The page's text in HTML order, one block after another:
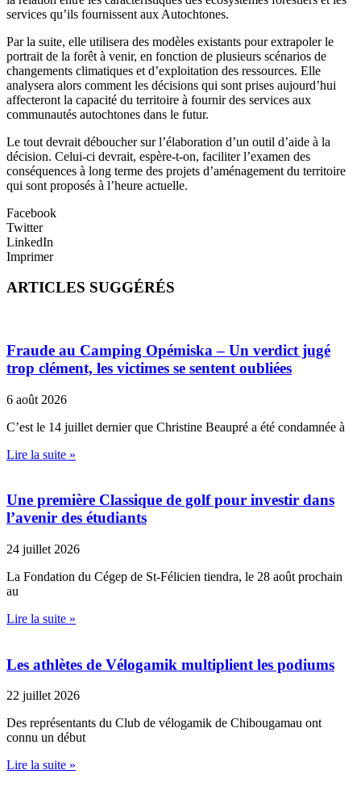
services qu’ils fournissent aux Autochtones.
Par la suite, elle utilisera des modèles existants pour extrapoler le
portrait de la forêt à venir, en fonction de plusieurs scénarios de
changements climatiques et d’exploitation des ressources. Elle
analysera alors comment les décisions qui sont prises aujourd’hui
affecteront la capacité du territoire à fournir des services aux
communautés autochtones dans le futur.
Le tout devrait déboucher sur l’élaboration d’un outil d’aide à la
décision. Celui-ci devrait, espère-t-on, faciliter l’examen des
conséquences à long terme des projets d’aménagement du territoire
qui sont proposés à l’heure actuelle.
Facebook
Twitter
LinkedIn
Imprimer
ARTICLES SUGGÉRÉS
Fraude au Camping Opémiska – Un verdict jugé
trop clément, les victimes se sentent oubliées
6 août 2026
C’est le 14 juillet dernier que Christine Beaupré a été condamnée à
Lire la suite »
Une première Classique de golf pour investir dans
l’avenir des étudiants
24 juillet 2026
La Fondation du Cégep de St-Félicien tiendra, le 28 août prochain
au
Lire la suite »
Les athlètes de Vélogamik multiplient les podiums
22 juillet 2026
Des représentants du Club de vélogamik de Chibougamau ont
connu un début
Lire la suite »